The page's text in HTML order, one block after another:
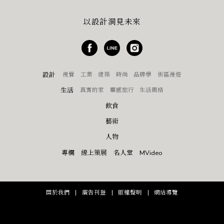
以設計洞見未來
設計 視覺 工業 建築 時尚 品牌學 街區漫遊
生活 真實的家 靈感旅行 生活風格
飲食
藝術
人物
專欄
線上策展 名人堂 MVideo
關於我們 廣告刊登 版權聲明 網站導覽